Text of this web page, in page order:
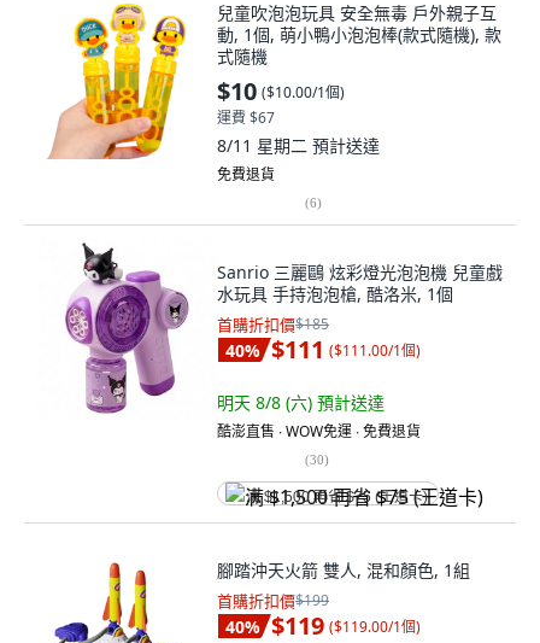
兒童吹泡泡玩具 安全無毒 戶外親子互
動, 1個, 萌小鴨小泡泡棒(款式隨機), 款
式隨機
$10 ($10.00/1個)
運費 $67
8/11 星期二 預計送達
免費退貨
(6)
Sanrio 三麗鷗 炫彩燈光泡泡機 兒童戲
水玩具 手持泡泡槍, 酷洛米, 1個
首購折扣價$185
40% $111 ($111.00/1個)
明天 8/8 (六) 預計送達
酷澎直售 ∙ WOW免運 ∙ 免費退貨
(30)
满 $1,500 再省 $75 (王道卡)
腳踏沖天火箭 雙人, 混和顏色, 1組
首購折扣價$199
40% $119 ($119.00/1個)